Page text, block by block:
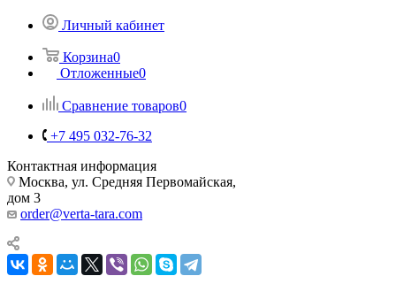
Личный кабинет
Корзина0
Отложенные0
Сравнение товаров0
+7 495 032-76-32
Контактная информация
Москва, ул. Средняя Первомайская,
дом 3
order@verta-tara.com